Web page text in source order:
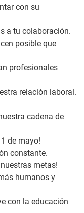
con su
a tu colaboración.
posible que
profesionales
relación laboral.
cadena de
de mayo!
constante.
metas!
humanos y
con la educación